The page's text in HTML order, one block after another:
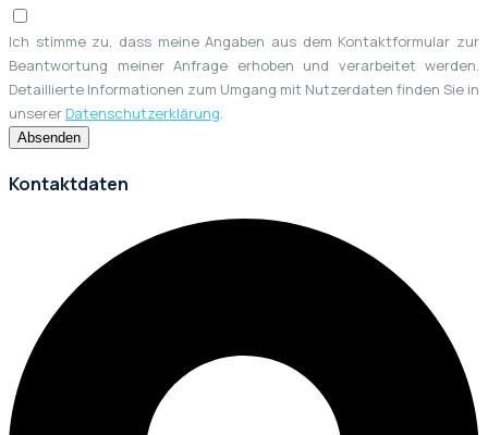
Ich stimme zu, dass meine Angaben aus dem Kontaktformular zur
Beantwortung meiner Anfrage erhoben und verarbeitet werden.
Detaillierte Informationen zum Umgang mit Nutzerdaten finden Sie in
unserer Datenschutzerklärung.
Absenden
Kontaktdaten